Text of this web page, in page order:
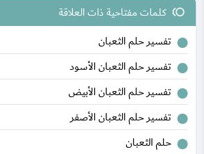
toll كلمات مفتاحية ذات العلاقة
تفسير حلم الثعبان
تفسير حلم الثعبان الأسود
تفسير حلم الثعبان الأبيض
تفسير حلم الثعبان الأصفر
حلم الثعبان